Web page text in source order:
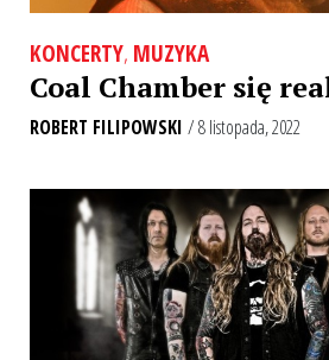
KONCERTY, MUZYKA
Coal Chamber się
ROBERT FILIPOWSKI / 8 listopada, 2022